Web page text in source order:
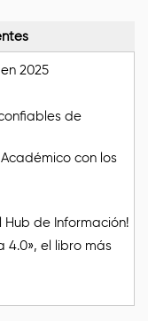
2025
de
con los
Hub de Información!
4.0», el libro más